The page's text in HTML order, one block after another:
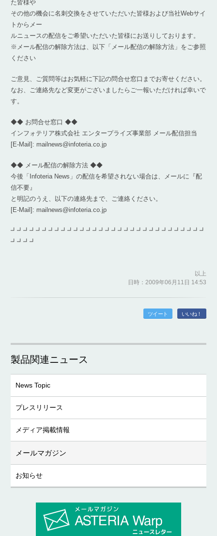
た皆様や
その他の機会に名刺交換をさせていただいた皆様および当社Webサイ
トからメー
ルニュースの配信をご希望いただいた皆様にお送りしております。
※メール配信の解除方法は、以下「メール配信の解除方法」をご参照
ください
ご意見、ご質問等はお気軽に下記の問合せ窓口までお寄せください。
なお、ご連絡先など変更がございましたらご一報いただければ幸いで
す。
◆◆ お問合せ窓口 ◆◆
インフォテリア株式会社 エンタープライズ事業部 メール配信担当
[E-Mail]: mailnews@infoteria.co.jp
◆◆ メール配信の解除方法 ◆◆
今後「Infoteria News」の配信を希望されない場合は、メールに『配
信不要』
と明記のうえ、以下の連絡先まで、ご連絡ください。
[E-Mail]: mailnews@infoteria.co.jp
┛┛┛┛┛┛┛┛┛┛┛┛┛┛┛┛┛┛┛┛┛┛┛┛┛┛┛┛┛┛┛
┛┛┛┛
以上
日時：2009年06月11日 14:53
ツイート いいね！
製品関連ニュース
News Topic
プレスリリース
メディア掲載情報
メールマガジン
お知らせ